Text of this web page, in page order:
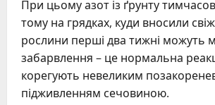
При цьому азот із ґрунту
тому на грядках, куди вносили
рослини перші два тижні можуть
забарвлення – це нормальна
корегують невеликим
підживленням сечовиною.